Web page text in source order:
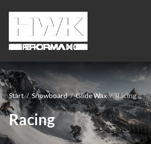
Start / Snowboard / Glide Wax / Racing
Racing